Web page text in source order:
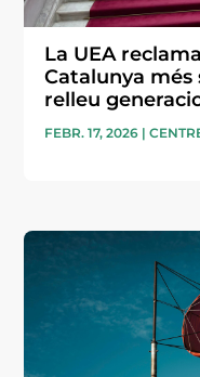
La UEA
Catalunya més
relleu
FEBR. 17, 2026 |